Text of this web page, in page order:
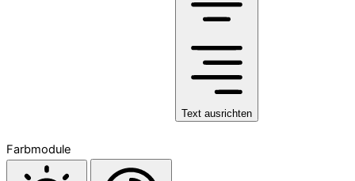
Text ausrichten
Farbmodule